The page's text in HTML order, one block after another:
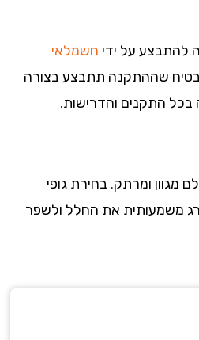
על ידיחשמלאי
שההתקנה תתבצע בצורה
התקנים והדרישות.
ומרתק. בחירת גופי
את החלל ולשפר